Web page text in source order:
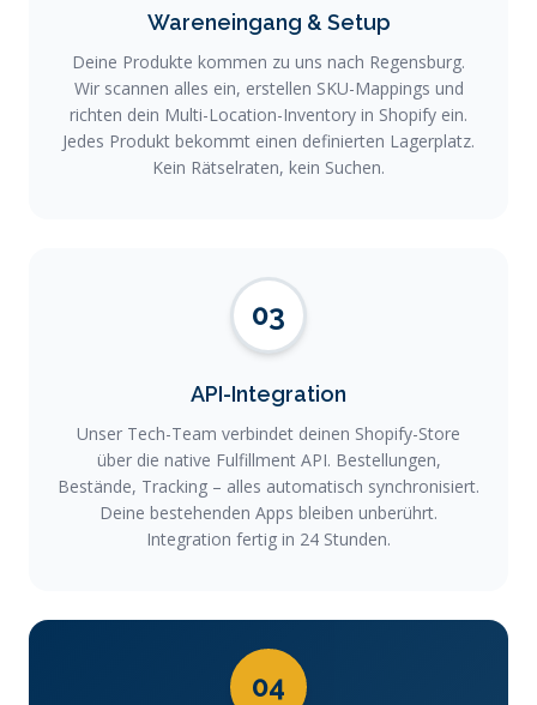
Wareneingang & Setup
Deine Produkte kommen zu uns nach Regensburg.
Wir scannen alles ein, erstellen SKU-Mappings und
richten dein Multi-Location-Inventory in Shopify ein.
Jedes Produkt bekommt einen definierten Lagerplatz.
Kein Rätselraten, kein Suchen.
03
API-Integration
Unser Tech-Team verbindet deinen Shopify-Store
über die native Fulfillment API. Bestellungen,
Bestände, Tracking – alles automatisch synchronisiert.
Deine bestehenden Apps bleiben unberührt.
Integration fertig in 24 Stunden.
04